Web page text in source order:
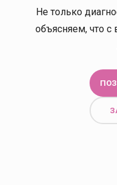
Не только
объясняем, что
Львовна